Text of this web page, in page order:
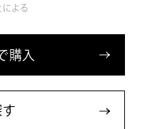
による
購 入
す